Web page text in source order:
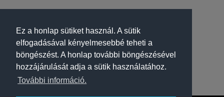
Ez a honlap sütiket használ. A sütik
elfogadásával kényelmesebbé teheti a
böngészést. A honlap további böngészésével
hozzájárulását adja a sütik használatához.
További információ.